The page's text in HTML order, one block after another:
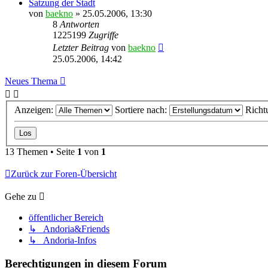
Satzung der Stadt
von baekno » 25.05.2006, 13:30
8 Antworten
1225199 Zugriffe
Letzter Beitrag von baekno
25.05.2006, 14:42
Neues Thema
Anzeigen: Sortiere nach:
13 Themen • Seite 1 von 1
Zurück zur Foren-Übersicht
Gehe zu
öffentlicher Bereich
↳ Andoria&Friends
↳ Andoria-Infos
Berechtigungen in diesem Forum